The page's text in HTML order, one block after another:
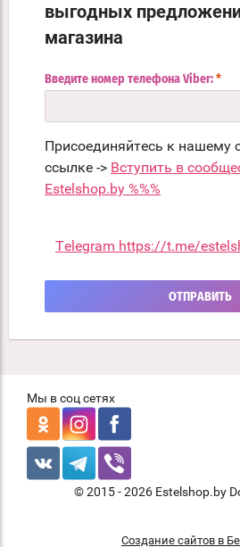
выгодных
магазина
Введите номер телефона Viber: *
Присоединяйтесь к нашему
ссылке -> Вступить в
Estelshop.by %%%
Telegram https://t.me/
ОТПРАВИТЬ
Мы в соц сетях
© 2015 - 2026 Estelshop.by
Создание сайтов в